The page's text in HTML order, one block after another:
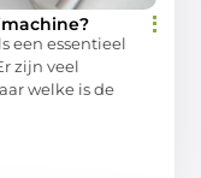
een essentieel
zijn veel
welke is de